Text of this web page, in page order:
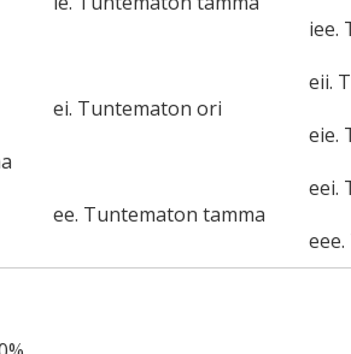
iee.
ei. Tuntematon ori
eii.
eie.
ee. Tuntematon tamma
eei.